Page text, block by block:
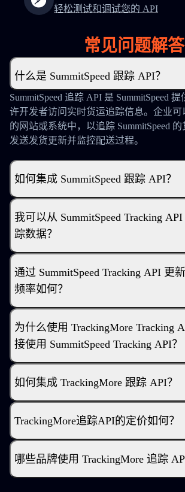
轻松测试和调试您的 API
常见问题解答
什么是 SummitSpeed 跟踪 API？
SummitSpeed 追踪 API 是 SummitSpeed
许开发者访问实时货运追踪信息。企业
的网站或系统中，以追踪 SummitSpeed
发送发货更新并监控配送过程。
如何集成 SummitSpeed 跟踪 API？
我可以从 SummitSpeed Tracking
踪数据？
通过 SummitSpeed Tracking API 更
频率如何？
为什么使用 TrackingMore Tracking
接使用 SummitSpeed Tracking API？
如何集成 TrackingMore 跟踪 API？
TrackingMore追踪API的定价如何？
哪些品牌使用 TrackingMore 追踪